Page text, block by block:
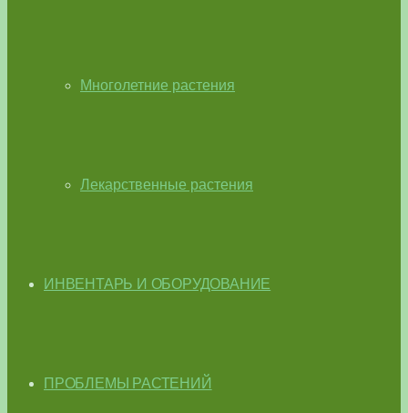
Многолетние растения
Лекарственные растения
ИНВЕНТАРЬ И ОБОРУДОВАНИЕ
ПРОБЛЕМЫ РАСТЕНИЙ